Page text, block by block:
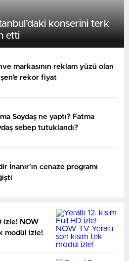
konserini terk
etti
markasının reklam yüzü olan
rekor fiyat
Soydaş ne yaptı? Fatma
sebep tutuklandı?
İnanır’ın cenaze programı
izle! NOW
modül izle!